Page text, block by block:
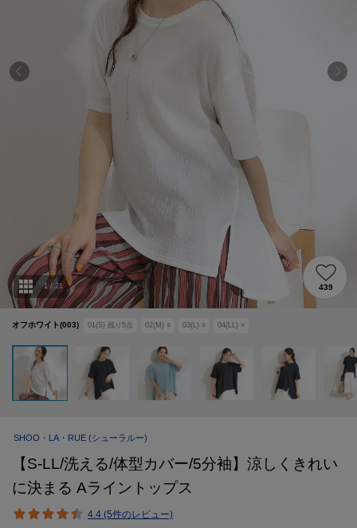
オフホワイト(003) 01(S) 残り 5点 02(M) ○ 03(L) ○ 04(LL) ×
1 / 21 439
SHOO・LA・RUE (シューラルー)
【S-LL/洗える/体型カバー/5分袖】涼しくきれい
に決まる Aライントップス
4.4 (5件のレビュー)